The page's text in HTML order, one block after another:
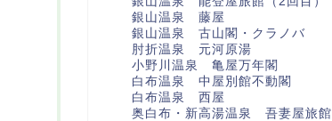
銀山温泉 藤屋
銀山温泉 古山閣・クラノバ
肘折温泉 元河原湯
小野川温泉 亀屋万年閣
白布温泉 中屋別館不動閣
白布温泉 西屋
奥白布・新高湯温泉 吾妻屋旅館